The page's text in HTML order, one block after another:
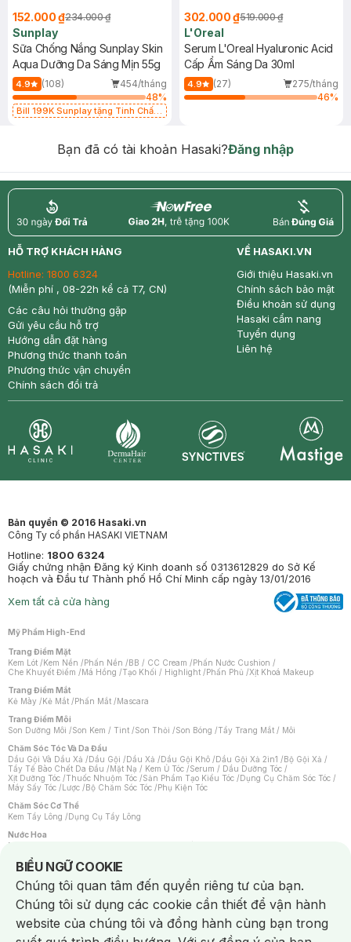
152.000 ₫234.000 ₫
Sunplay
Sữa Chống Nắng Sunplay Skin
Aqua Dưỡng Da Sáng Mịn 55g
4.9 (108)
454/tháng
48%
Bill 199K Sunplay tặng Tinh Chất
302.000 ₫519.000 ₫
L'Oreal
Serum L'Oreal Hyaluronic Acid
Cấp Ẩm Sáng Da 30ml
4.9 (27)
275/tháng
46%
Bạn đã có tài khoản Hasaki?Đăng nhập
return nowfree price
HỖ TRỢ KHÁCH HÀNG
Hotline: 1800 6324
(Miễn phí , 08-22h kể cả T7, CN)
Các câu hỏi thường gặp
Gửi yêu cầu hỗ trợ
Hướng dẫn đặt hàng
Phương thức thanh toán
Phương thức vận chuyển
Chính sách đổi trả
VỀ HASAKI.VN
Giới thiệu Hasaki.vn
Chính sách bảo mật
Điều khoản sử dụng
Hasaki cẩm nang
Tuyển dụng
Liên hệ
Bản quyền © 2016 Hasaki.vn
Công Ty cổ phần HASAKI VIETNAM
Hotline: 1800 6324
Giấy chứng nhận Đăng ký Kinh doanh số 0313612829 do Sở Kế
hoạch và Đầu tư Thành phố Hồ Chí Minh cấp ngày 13/01/2016
Xem tất cả cửa hàng
Mỹ Phẩm High-End
Trang Điểm Mặt
Kem Lót /Kem Nền /Phấn Nền /BB / CC Cream /Phấn Nước Cushion /
Che Khuyết Điểm /Má Hồng /Tạo Khối / Highlight /Phấn Phủ /Xịt Khoá Makeup
Trang Điểm Mắt
Kẻ Mày /Kẻ Mắt /Phấn Mắt /Mascara
Trang Điểm Môi
Son Dưỡng Môi /Son Kem / Tint /Son Thỏi /Son Bóng /Tẩy Trang Mắt / Môi
Chăm Sóc Tóc Và Da Đầu
Dầu Gội Và Dầu Xả /Dầu Gội /Dầu Xả /Dầu Gội Khô /Dầu Gội Xả 2in1 /Bộ Gội Xả /
Tẩy Tế Bào Chết Da Đầu /Mặt Nạ / Kem Ủ Tóc /Serum / Dầu Dưỡng Tóc /
Xịt Dưỡng Tóc /Thuốc Nhuộm Tóc /Sản Phẩm Tạo Kiểu Tóc /Dụng Cụ Chăm Sóc Tóc /
Máy Sấy Tóc /Lược /Bộ Chăm Sóc Tóc /Phụ Kiện Tóc
Chăm Sóc Cơ Thể
Kem Tẩy Lông /Dụng Cụ Tẩy Lông
Nước Hoa
Nước Hoa Nữ
Chăm Sóc Cá Nhân
Chống Muỗi /Khẩu Trang /Máy Massage/Mặt Nạ Xông Hơi /Nước Rửa Tay/
Sản Phẩm Chăm Sóc Khác /Bàn Chải Đánh Răng /Bàn Chải Điện/
Hỗ Trợ Trắng Răng/Kem Đánh Răng /Máy Tăm Nước/ Nước Súc Miệng/
Tăm / Chỉ Nha Khoa/ Xịt Thơm Miệng / Dung Dịch Vệ Sinh/Dưỡng Vùng Kín/
Khăn Ướt Vệ Sinh Vùng Kín/Băng Vệ Sinh/Tampon/Bọt Cạo Râu /Dao Cạo Râu/
Máy Cạo Râu
BIỂU NGỮ COOKIE
Notice about cookies usage
Chúng tôi quan tâm đến quyền riêng tư của bạn.
Chúng tôi sử dụng các cookie cần thiết để vận hành
website của chúng tôi và đồng hành cùng bạn trong